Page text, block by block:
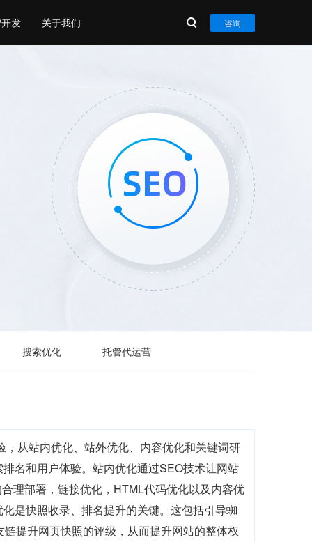
发 关于我们 咨询
搜索优化 托管代运营
从站内优化、站外优化、内容优化和关键词研
名和用户体验。站内优化通过SEO技术让网站
理部署，链接优化，HTML代码优化以及内容优
是快照收录、排名提升的关键。这包括引导蜘
提升网页快照的评级，从而提升网站的整体权